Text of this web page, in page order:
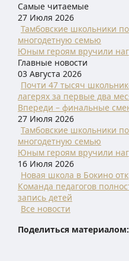
Самые читаемые
27 Июля 2026
Тамбовские школьники
многодетную семью
Юным героям вручили
Главные новости
03 Августа 2026
Почти 47 тысяч
лагерях за первые два
Впереди – финальные
27 Июля 2026
Тамбовские школьники
многодетную семью
Юным героям вручили
16 Июля 2026
Новая школа в Бокино
Команда педагогов
запись детей
Все новости
Поделиться материалом: